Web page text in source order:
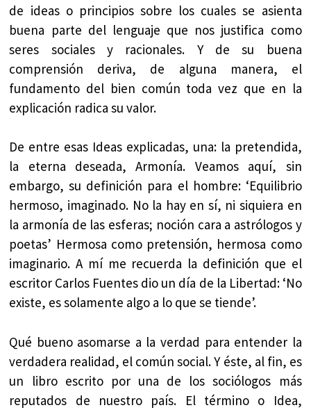
de ideas o principios sobre los cuales se asienta
buena parte del lenguaje que nos justifica como
seres sociales y racionales. Y de su buena
comprensión deriva, de alguna manera, el
fundamento del bien común toda vez que en la
explicación radica su valor.
De entre esas Ideas explicadas, una: la pretendida,
la eterna deseada, Armonía. Veamos aquí, sin
embargo, su definición para el hombre: ‘Equilibrio
hermoso, imaginado. No la hay en sí, ni siquiera en
la armonía de las esferas; noción cara a astrólogos y
poetas’ Hermosa como pretensión, hermosa como
imaginario. A mí me recuerda la definición que el
escritor Carlos Fuentes dio un día de la Libertad: ‘No
existe, es solamente algo a lo que se tiende’.
Qué bueno asomarse a la verdad para entender la
verdadera realidad, el común social. Y éste, al fin, es
un libro escrito por una de los sociólogos más
reputados de nuestro país. El término o Idea,